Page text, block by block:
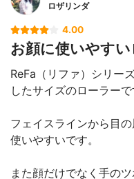
ロザリンダ
4.00
お顔に使いやす
ReFa（リファ）シリー
したサイズのローラーで
フェイスラインから目
使いやすいです。
また顔だけでなく手の